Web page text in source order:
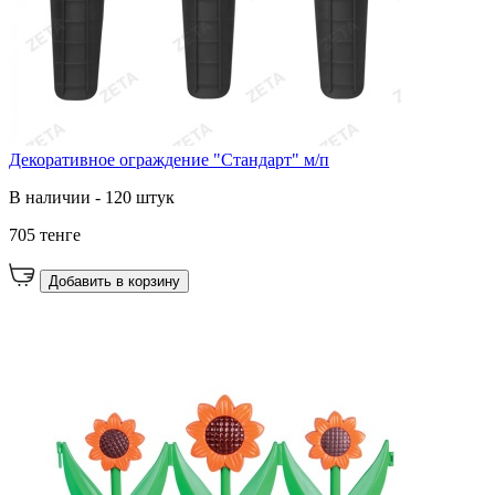
Декоративное ограждение "Стандарт" м/п
В наличии - 120 штук
705 тенге
Добавить в корзину